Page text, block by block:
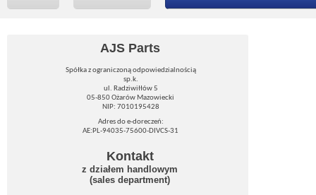
AJS Parts
Spółka z ograniczoną odpowiedzialnością
sp.k.
ul. Radziwiłłów 5
05-850 Ożarów Mazowiecki
NIP: 7010195428
Adres do e-doreczeń:
AE:PL-94035-75600-DIVCS-31
Kontakt
z działem handlowym
(sales department)